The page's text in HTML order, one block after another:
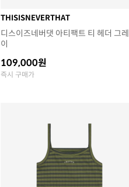
THISISNEVERTHAT
디스이즈네버댓 아티팩트 티 헤더 그레
이
109,000원
즉시 구매가